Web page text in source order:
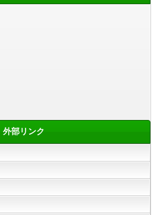
外部リンク